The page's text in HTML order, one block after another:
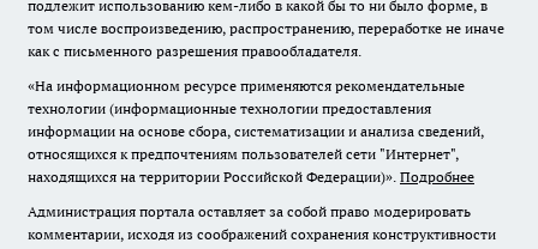
подлежит использованию кем-либо в какой бы то ни было форме, в
том числе воспроизведению, распространению, переработке не иначе
как с письменного разрешения правообладателя.
«На информационном ресурсе применяются рекомендательные
технологии (информационные технологии предоставления
информации на основе сбора, систематизации и анализа сведений,
относящихся к предпочтениям пользователей сети "Интернет",
находящихся на территории Российской Федерации)». Подробнее
Администрация портала оставляет за собой право модерировать
комментарии, исходя из соображений сохранения конструктивности